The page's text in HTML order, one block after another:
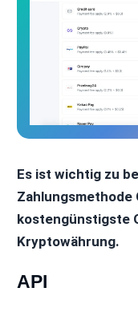
Es ist wichtig zu
Zahlungsmethode
kostengünstigste
Kryptowährung.
API